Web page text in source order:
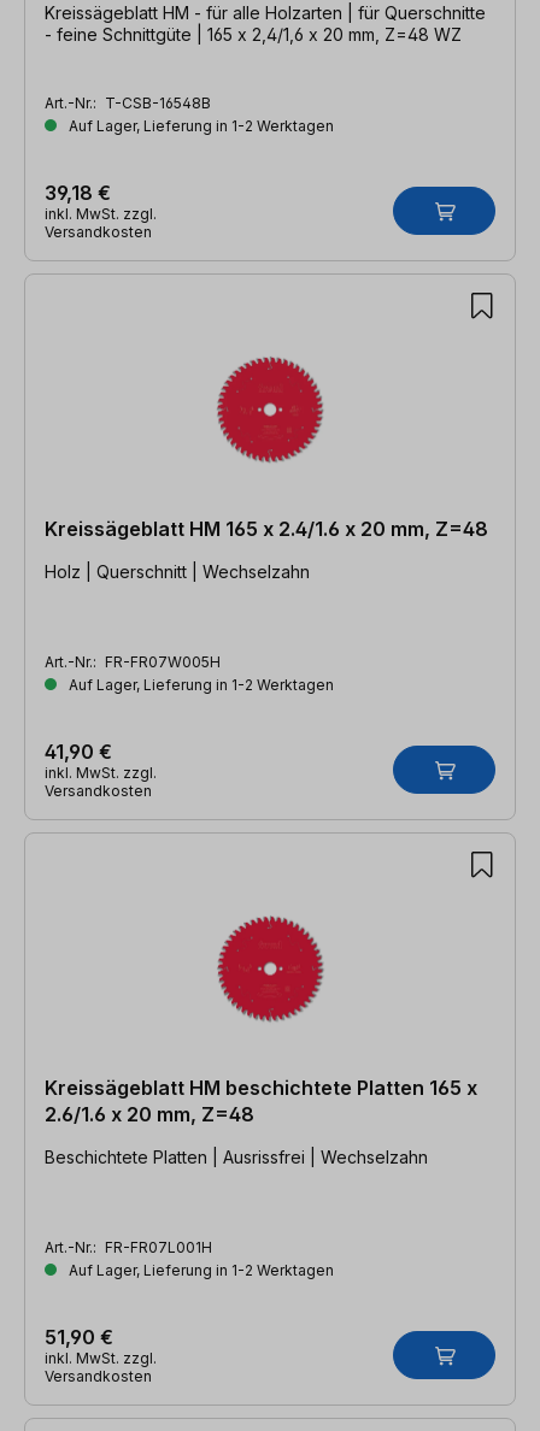
Kreissägeblatt HM - für alle Holzarten | für Querschnitte
- feine Schnittgüte | 165 x 2,4/1,6 x 20 mm, Z=48 WZ
Art.-Nr.: T-CSB-16548B
Auf Lager, Lieferung in 1-2 Werktagen
39,18 €
inkl. MwSt. zzgl.
Versandkosten
Kreissägeblatt HM 165 x 2.4/1.6 x 20 mm, Z=48
Holz | Querschnitt | Wechselzahn
Art.-Nr.: FR-FR07W005H
Auf Lager, Lieferung in 1-2 Werktagen
41,90 €
inkl. MwSt. zzgl.
Versandkosten
Kreissägeblatt HM beschichtete Platten 165 x
2.6/1.6 x 20 mm, Z=48
Beschichtete Platten | Ausrissfrei | Wechselzahn
Art.-Nr.: FR-FR07L001H
Auf Lager, Lieferung in 1-2 Werktagen
51,90 €
inkl. MwSt. zzgl.
Versandkosten